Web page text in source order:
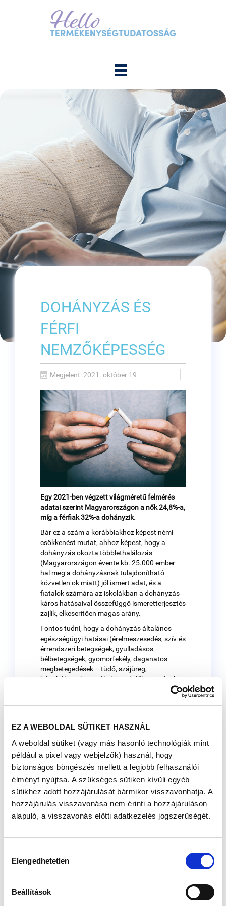
EZ A WEBOLDAL SÜTIKET HASZNÁL
A weboldal sütiket (vagy más hasonló technológiák mint
például a pixel vagy webjelzők) használ, hogy
biztonságos böngészés mellett a legjobb felhasználói
élményt nyújtsa. A szükséges sütiken kívüli egyéb
sütikhez adott hozzájárulását bármikor visszavonhatja. A
hozzájárulás visszavonása nem érinti a hozzájáruláson
alapuló, a visszavonás előtti adatkezelés jogszerűségét.
kiválasztása
Elengedhetetlen
Beállítások
DOHÁNYZÁS ÉS
FÉRFI
NEMZŐKÉPESSÉG
Megjelent: 2021. október 19
Egy 2021-ben végzett világméretű felmérés
adatai szerint Magyarországon a nők 24,8%-a,
míg a férfiak 32%-a dohányzik.
Bár ez a szám a korábbiakhoz képest némi
csökkenést mutat, ahhoz képest, hogy a
dohányzás okozta többlethalálozás
(Magyarországon évente kb. 25.000 ember
hal meg a dohányzásnak tulajdonítható
közvetlen ok miatt) jól ismert adat, és a
fiatalok számára az iskolákban a dohányzás
káros hatásaival összefüggő ismeretterjesztés
zajlik, elkeserítően magas arány.
Fontos tudni, hogy a dohányzás általános
egészségügyi hatásai (érelmeszesedés, szív-és
érrendszeri betegségek, gyulladásos
bélbetegségek, gyomorfekély, daganatos
megbetegedések – tüdő, szájüreg,
húgyhólyag, hasnyálmirigy, tüdőbetegségek
férfiak életminőségét befolyásolja negatívan,
az utóbbi a fiatalokat érinti elsősorban –
sokszor az általános egészségkárosodás első
jeleként.
Dohányzás és a merevedési zavar
Mivel elsődleges témánk a
megtermékenyítőképesség, a merevedési
következtében a hímvessző barlangos
vérellátást biztosító artériák keresztmetszete
beszűkül, a vénás rendszer is elégtelenné válik,
okozta egyéb károsodások (szív-és